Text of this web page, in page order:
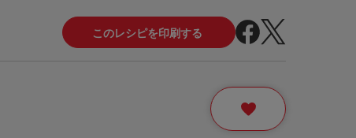
ギフト・プレゼント特集
保証について